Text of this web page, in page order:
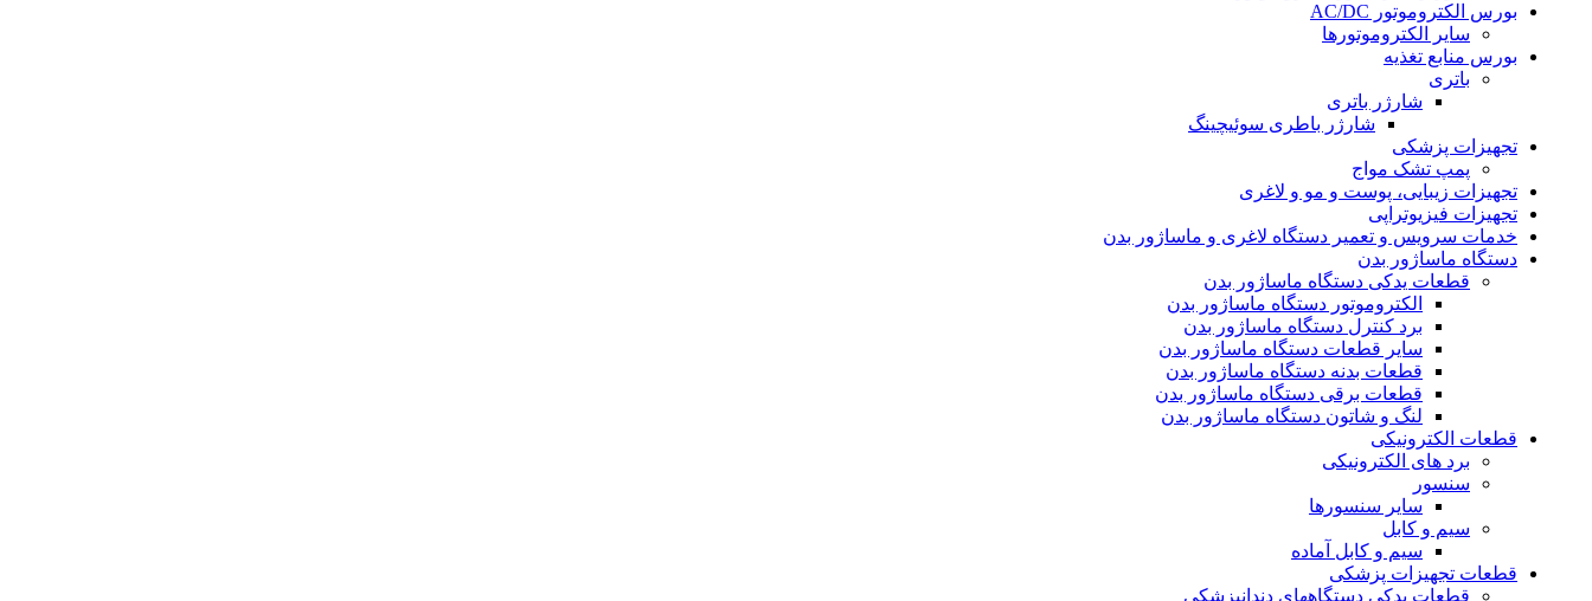
بورس الکتروموتور AC/DC
سایر الکتروموتورها
بورس منابع تغذیه
باتری
شارژر باتری
شارژر باطری سوئیچینگ
تجهیزات پزشکی
پمپ تشک مواج
تجهیزات زیبایی، پوست و مو و لاغری
تجهیزات فیزیوتراپی
خدمات سرویس و تعمیر دستگاه لاغری و ماساژور بدن
دستگاه ماساژور بدن
قطعات یدکی دستگاه ماساژور بدن
الکتروموتور دستگاه ماساژور بدن
برد کنترل دستگاه ماساژور بدن
سایر قطعات دستگاه ماساژور بدن
قطعات بدنه دستگاه ماساژور بدن
قطعات برقی دستگاه ماساژور بدن
لنگ و شاتون دستگاه ماساژور بدن
قطعات الکترونیکی
برد های الکترونیکی
سنسور
سایر سنسورها
سیم و کابل
سیم و کابل آماده
قطعات تجهیزات پزشکی
قطعات یدکی دستگاههای دندانپزشکی